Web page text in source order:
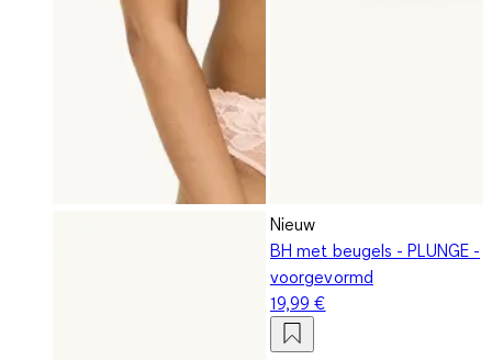
Nieuw
BH met beugels - PLUNGE -
voorgevormd
19,99 €